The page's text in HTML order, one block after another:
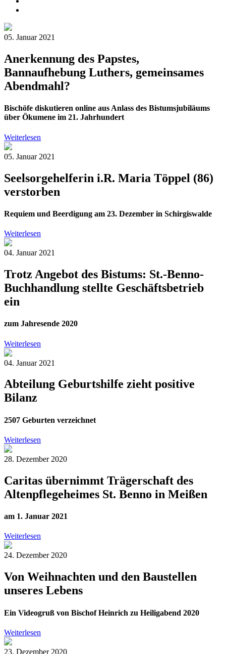
05. Januar 2021
Anerkennung des Papstes,
Bannaufhebung Luthers, gemeinsames
Abendmahl?
Bischöfe diskutieren online aus Anlass des Bistumsjubiläums
über Ökumene im 21. Jahrhundert
Weiterlesen
05. Januar 2021
Seelsorgehelferin i.R. Maria Töppel (86)
verstorben
Requiem und Beerdigung am 23. Dezember in Schirgiswalde
Weiterlesen
04. Januar 2021
Trotz Angebot des Bistums: St.-Benno-
Buchhandlung stellte Geschäftsbetrieb
ein
zum Jahresende 2020
Weiterlesen
04. Januar 2021
Abteilung Geburtshilfe zieht positive
Bilanz
2507 Geburten verzeichnet
Weiterlesen
28. Dezember 2020
Caritas übernimmt Trägerschaft des
Altenpflegeheimes St. Benno in Meißen
am 1. Januar 2021
Weiterlesen
24. Dezember 2020
Von Weihnachten und den Baustellen
unseres Lebens
Ein Videogruß von Bischof Heinrich zu Heiligabend 2020
Weiterlesen
23. Dezember 2020